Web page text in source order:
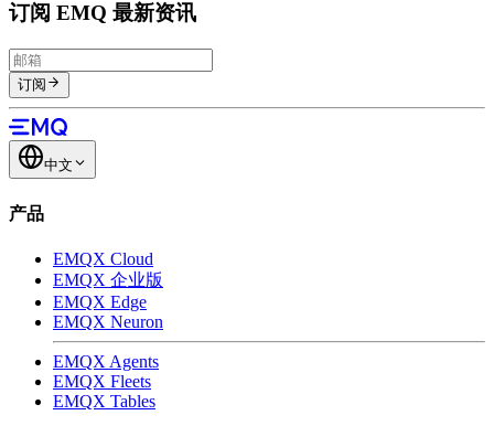
订阅 EMQ 最新资讯
订阅
中文
产品
EMQX Cloud
EMQX 企业版
EMQX Edge
EMQX Neuron
EMQX Agents
EMQX Fleets
EMQX Tables